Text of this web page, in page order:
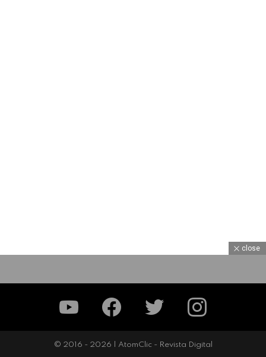
YouTube Facebook Twitter Instagram
© 2016 - 2026 | AtomClic - Revista Digital
close